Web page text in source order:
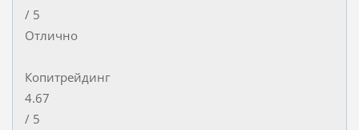
/ 5
Отлично
Копитрейдинг
4.67
/ 5